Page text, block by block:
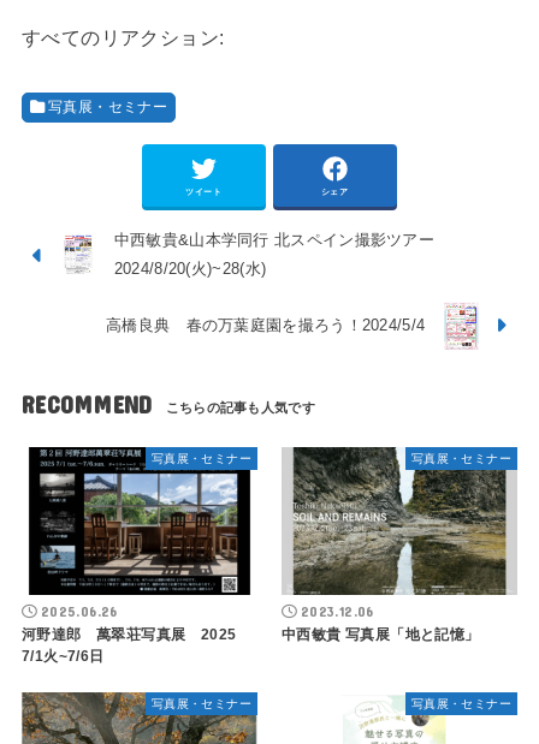
すべてのリアクション:
写真展・セミナー
ツイート シェア
中西敏貴&山本学同行 北スペイン撮影ツアー
2024/8/20(火)~28(水)
高橋良典 春の万葉庭園を撮ろう！2024/5/4
RECOMMEND
写真展・セミナー
2025.06.26
河野達郎 萬翠荘写真展 2025
7/1火~7/6日
写真展・セミナー
2023.12.06
中西敏貴 写真展「地と記憶」
写真展・セミナー 写真展・セミナー